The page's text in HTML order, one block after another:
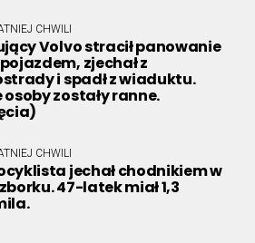
CHWILI
Volvo stracił panowanie
zjechał z
i spadł z wiaduktu.
osoby zostały ranne.
CHWILI
jechał chodnikiem w
47-latek miał 1,3